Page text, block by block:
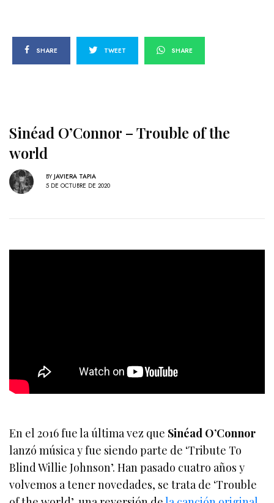
SHARE TWEET SHARE
Sinéad O’Connor – Trouble of the
world
BY JAVIERA TAPIA
5 DE OCTUBRE DE 2020
En el 2016 fue la última vez que Sinéad O’Connor
lanzó música y fue siendo parte de ‘Tribute To
Blind Willie Johnson’. Han pasado cuatro años y
volvemos a tener novedades, se trata de ‘Trouble